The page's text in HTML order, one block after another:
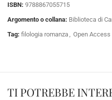
ISBN: 9788867055715
Argomento o collana: Biblioteca di
Tag: filologia romanza Open Access
TI POTREBBE